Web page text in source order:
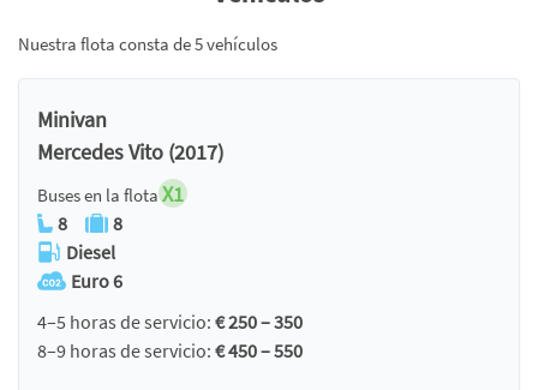
Nuestra flota consta de 5 vehículos
Minivan
Mercedes Vito (2017)
Buses en la flota X1
8
8
Diesel
Euro 6
4–5 horas de servicio: € 250 – 350
8–9 horas de servicio: € 450 – 550